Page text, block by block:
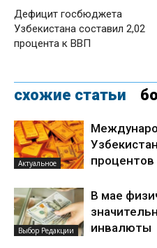
Дефицит госбюджета
Узбекистана составил 2,02
процента к ВВП
схожие статьи
Актуальное
процентов
Выбор Редакции
В мае
инвалюты